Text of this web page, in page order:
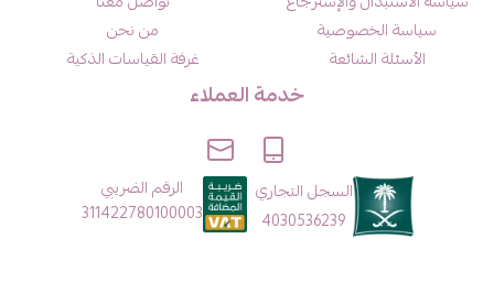
سياسة الخصوصية
الأسئلة الشائعة
من نحن
غرفة القياسات الذكية
خدمة العملاء
السجل التجاري
4030536239
الرقم الضريبي
311422780100003